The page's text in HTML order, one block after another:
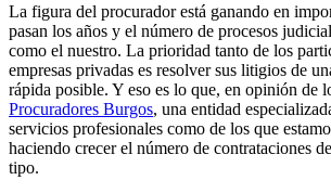
La figura del procurador está ganando en
pasan los años y el número de procesos
como el nuestro. La prioridad tanto de los
empresas privadas es resolver sus litigios de
rápida posible. Y eso es lo que, en opinión de
Procuradores Burgos, una entidad
servicios profesionales como de los que
haciendo crecer el número de contrataciones
tipo.